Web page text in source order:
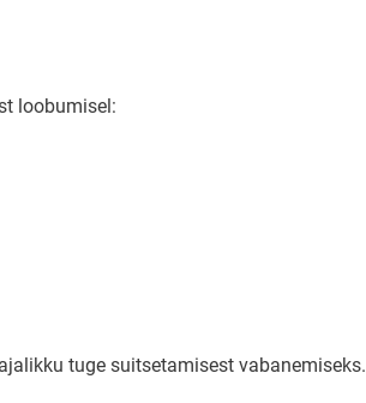
loobumisel:
tuge suitsetamisest vabanemiseks.